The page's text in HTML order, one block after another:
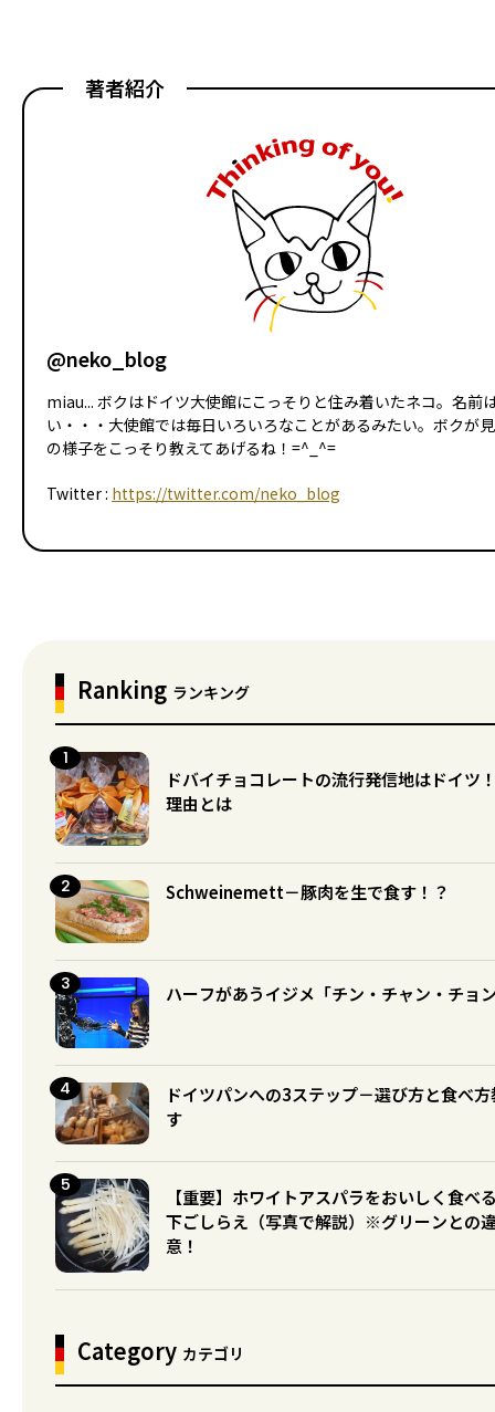
著者紹介
@neko_blog
miau... ボクはドイツ大使館にこっそりと住み着いたネコ。名前
い・・・大使館では毎日いろいろなことがあるみたい。ボクが
の様子をこっそり教えてあげるね！=^_^=
Twitter : https://twitter.com/neko_blog
Ranking ランキング
ドバイチョコレートの流行発信地はドイツ
理由とは
Schweinemett－豚肉を生で食す！？
ハーフがあうイジメ「チン・チャン・チョ
ドイツパンへの3ステップ－選び方と食べ
す
【重要】ホワイトアスパラをおいしく食べ
下ごしらえ（写真で解説）※グリーンとの
意！
Category カテゴリ